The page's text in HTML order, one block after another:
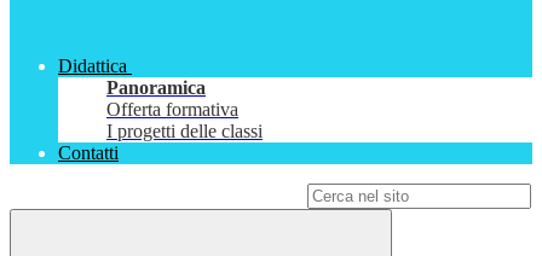
Didattica
Panoramica
Offerta formativa
I progetti delle classi
Contatti